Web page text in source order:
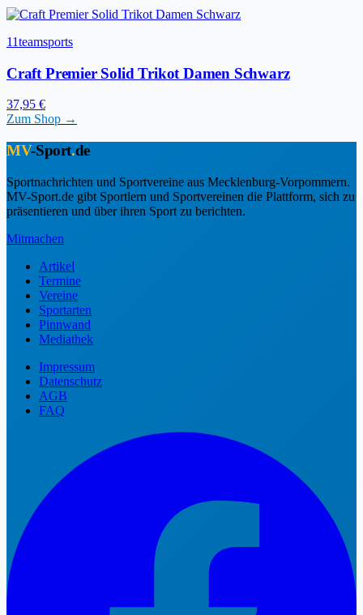
11teamsports
Craft Premier Solid Trikot Damen Schwarz
37,95 €
Zum Shop →
MV-Sport.de
Sportnachrichten und Sportvereine aus Mecklenburg-Vorpommern.
MV-Sport.de gibt Sportlern und Sportvereinen die Plattform, sich zu
präsentieren und über ihren Sport zu berichten.
Mitmachen
Artikel
Termine
Vereine
Sportarten
Pinnwand
Mediathek
Impressum
Datenschutz
AGB
FAQ